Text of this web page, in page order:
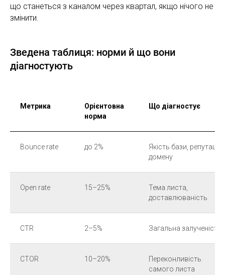
що станеться з каналом через квартал, якщо нічого не
змінити.
Зведена таблиця: норми й що вони
діагностують
Метрика
Орієнтовна
норма
Що діагностує
Bounce rate до 2%
Якість бази, репутація
домену
Open rate 15–25%
Тема листа,
доставлюваність
CTR 2–5% Загальна залученість
CTOR 10–20%
Переконливість
самого листа